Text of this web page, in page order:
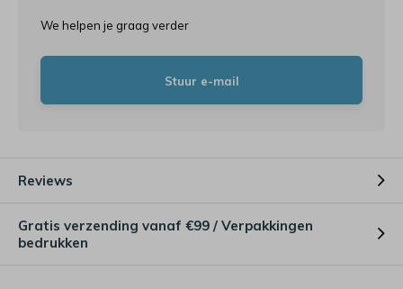
We helpen je graag verder
Stuur e-mail
Reviews
Gratis verzending vanaf €99 / Verpakkingen
bedrukken